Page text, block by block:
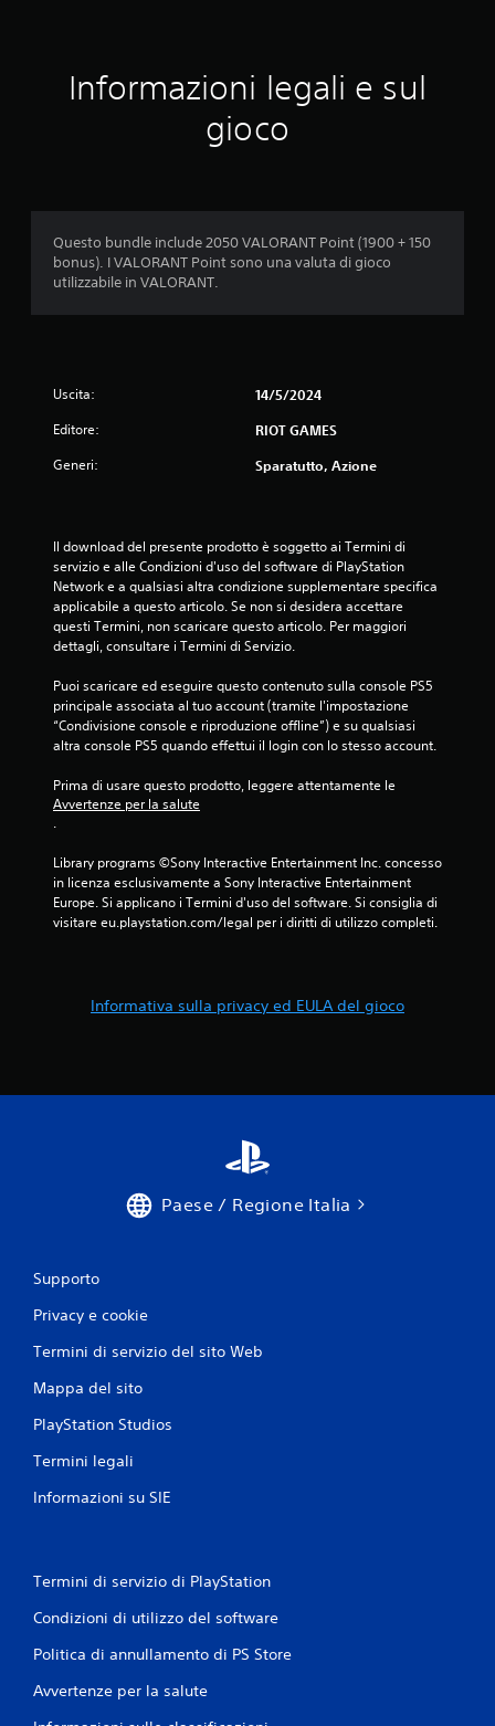
t
i
o
Informazioni legali e sul
gioco
Questo bundle include 2050 VALORANT Point (1900 + 150
bonus). I VALORANT Point sono una valuta di gioco
utilizzabile in VALORANT.
Uscita: 14/5/2024
Editore: RIOT GAMES
Generi: Sparatutto, Azione
Il download del presente prodotto è soggetto ai Termini di
servizio e alle Condizioni d'uso del software di PlayStation
Network e a qualsiasi altra condizione supplementare specifica
applicabile a questo articolo. Se non si desidera accettare
questi Termini, non scaricare questo articolo. Per maggiori
dettagli, consultare i Termini di Servizio.
Puoi scaricare ed eseguire questo contenuto sulla console PS5
principale associata al tuo account (tramite l'impostazione
“Condivisione console e riproduzione offline”) e su qualsiasi
altra console PS5 quando effettui il login con lo stesso account.
Prima di usare questo prodotto, leggere attentamente le
Avvertenze per la salute
.
Library programs ©Sony Interactive Entertainment Inc. concesso
in licenza esclusivamente a Sony Interactive Entertainment
Europe. Si applicano i Termini d'uso del software. Si consiglia di
visitare eu.playstation.com/legal per i diritti di utilizzo completi.
Informativa sulla privacy ed EULA del gioco
Paese / Regione Italia
Supporto
Privacy e cookie
Termini di servizio del sito Web
Mappa del sito
PlayStation Studios
Termini legali
Informazioni su SIE
Termini di servizio di PlayStation
Condizioni di utilizzo del software
Politica di annullamento di PS Store
Avvertenze per la salute